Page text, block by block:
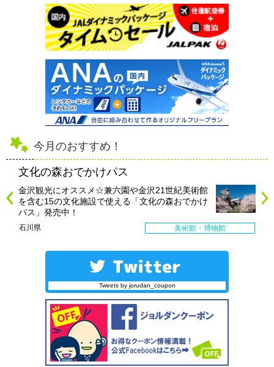
今月のおすすめ！
文化の森おでかけパス
金沢観光にオススメ☆兼六園や金沢21世紀美術館
を含む15の文化施設で使える「文化の森おでかけ
パス」発売中！
石川県 美術館・博物館
Tweets by jorudan_coupon